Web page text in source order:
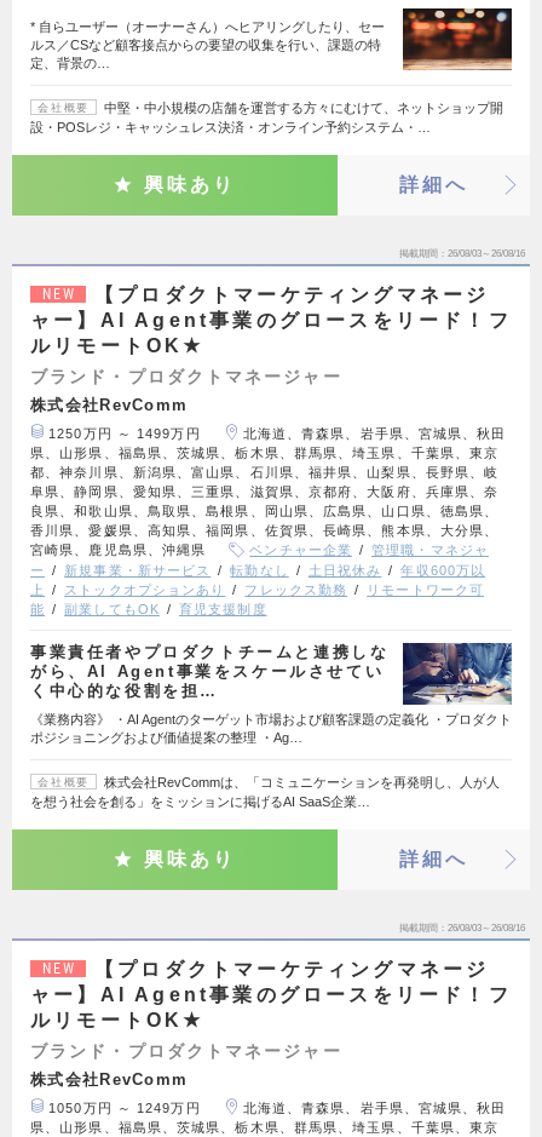
* 自らユーザー（オーナーさん）へヒアリングしたり、セー
ルス／CSなど顧客接点からの要望の収集を行い、課題の特
定、背景の…
会社概要
中堅・中小規模の店舗を運営する方々にむけて、ネットショップ開
設・POSレジ・キャッシュレス決済・オンライン予約システム・…
興味あり 詳細へ
掲載期間 26/08/03～26/08/16
NEW
【プロダクトマーケティングマネージ
ャー】AI Agent事業のグロースをリード！フ
ルリモートOK★
ブランド・プロダクトマネージャー
株式会社RevComm
1250万円 ～ 1499万円
北海道、青森県、岩手県、宮城県、秋田
県、山形県、福島県、茨城県、栃木県、群馬県、埼玉県、千葉県、東京
都、神奈川県、新潟県、富山県、石川県、福井県、山梨県、長野県、岐
阜県、静岡県、愛知県、三重県、滋賀県、京都府、大阪府、兵庫県、奈
良県、和歌山県、鳥取県、島根県、岡山県、広島県、山口県、徳島県、
香川県、愛媛県、高知県、福岡県、佐賀県、長崎県、熊本県、大分県、
宮崎県、鹿児島県、沖縄県
ベンチャー企業
管理職・マネジャ
ー
新規事業・新サービス 転勤なし 土日祝休み
年収600万以
上
ストックオプションあり フレックス勤務
リモートワーク可
能
副業してもOK 育児支援制度
事業責任者やプロダクトチームと連携しな
がら、AI Agent事業をスケールさせてい
く中心的な役割を担…
《業務内容》 ・AI Agentのターゲット市場および顧客課題の定義化 ・プロダクト
ポジショニングおよび価値提案の整理 ・Ag…
会社概要
株式会社RevCommは、「コミュニケーションを再発明し、人が人
を想う社会を創る」をミッションに掲げるAI SaaS企業…
興味あり 詳細へ
掲載期間 26/08/03～26/08/16
NEW
【プロダクトマーケティングマネージ
ャー】AI Agent事業のグロースをリード！フ
ルリモートOK★
ブランド・プロダクトマネージャー
株式会社RevComm
1050万円 ～ 1249万円
北海道、青森県、岩手県、宮城県、秋田
県、山形県、福島県、茨城県、栃木県、群馬県、埼玉県、千葉県、東京